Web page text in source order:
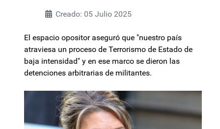
Creado: 05 Julio 2025
El espacio opositor aseguró que "nuestro país
atraviesa un proceso de Terrorismo de Estado de
baja intensidad" y en ese marco se dieron las
detenciones arbitrarias de militantes.